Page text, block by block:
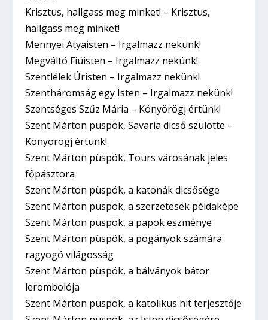
Krisztus, hallgass meg minket! – Krisztus,
hallgass meg minket!
Mennyei Atyaisten – Irgalmazz nekünk!
Megváltó Fiúisten – Irgalmazz nekünk!
Szentlélek Úristen – Irgalmazz nekünk!
Szentháromság egy Isten – Irgalmazz nekünk!
Szentséges Szűz Mária – Könyörögj értünk!
Szent Márton püspök, Savaria dicső szülötte –
Könyörögj értünk!
Szent Márton püspök, Tours városának jeles
főpásztora
Szent Márton püspök, a katonák dicsősége
Szent Márton püspök, a szerzetesek példaképe
Szent Márton püspök, a papok eszménye
Szent Márton püspök, a pogányok számára
ragyogó világosság
Szent Márton püspök, a bálványok bátor
lerombolója
Szent Márton püspök, a katolikus hit terjesztője